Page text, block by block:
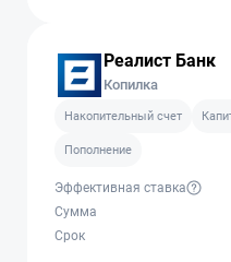
Реалист Банк
Копилка
Накопительный счет
Пополнение
Эффективная ставка
Сумма
Срок